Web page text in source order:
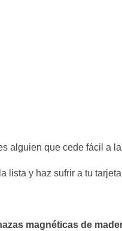
alguien que cede fácil a
lista y haz sufrir a tu
magnéticas de